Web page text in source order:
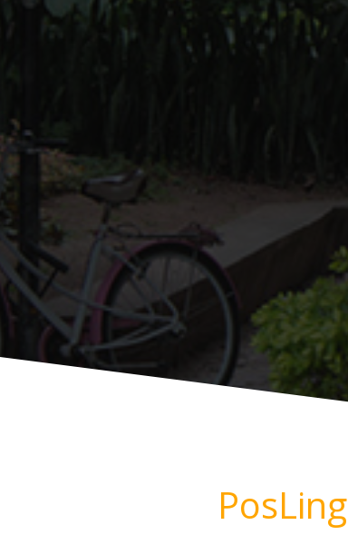
Aviso
07/08/2026
Read More
PosLing